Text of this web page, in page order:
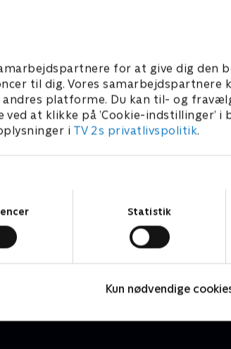
for at give dig den
til dig. Vores samarbejdspartnere
platforme. Du kan til- og
at klikke på ’Cookie-indstillinger’ i
i TV 2s privatlivspolitik.
Statistik
Kun nødvendige
millionær? Classic